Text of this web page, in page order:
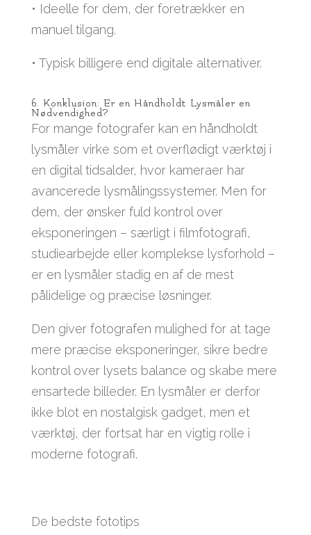
• Ideelle for dem, der foretrækker en
manuel tilgang.
• Typisk billigere end digitale alternativer.
6. Konklusion: Er en Håndholdt Lysmåler en
Nødvendighed?
For mange fotografer kan en håndholdt
lysmåler virke som et overflødigt værktøj i
en digital tidsalder, hvor kameraer har
avancerede lysmålingssystemer. Men for
dem, der ønsker fuld kontrol over
eksponeringen – særligt i filmfotografi,
studiearbejde eller komplekse lysforhold –
er en lysmåler stadig en af de mest
pålidelige og præcise løsninger.
Den giver fotografen mulighed for at tage
mere præcise eksponeringer, sikre bedre
kontrol over lysets balance og skabe mere
ensartede billeder. En lysmåler er derfor
ikke blot en nostalgisk gadget, men et
værktøj, der fortsat har en vigtig rolle i
moderne fotografi.
De bedste fototips